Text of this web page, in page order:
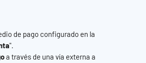
de pago configurado en la
".
a través de una vía externa a